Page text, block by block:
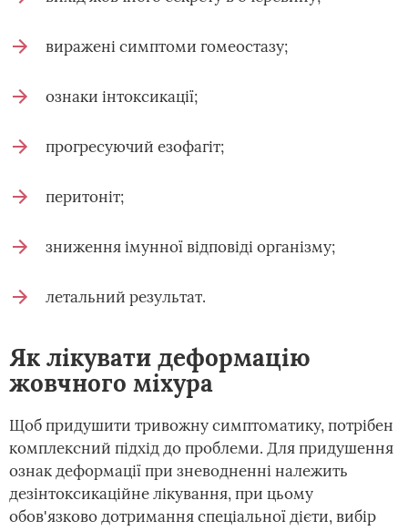
виражені симптоми гомеостазу;
ознаки інтоксикації;
прогресуючий езофагіт;
перитоніт;
зниження імунної відповіді організму;
летальний результат.
Як лікувати деформацію
жовчного міхура
Щоб придушити тривожну симптоматику, потрібен
комплексний підхід до проблеми. Для придушення
ознак деформації при зневодненні належить
дезінтоксикаційне лікування, при цьому
обов'язково дотримання спеціальної дієти, вибір